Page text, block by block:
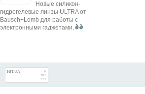
Новые силикон-
гидрогелевые линзы ULTRA от
Bausch+Lomb для работы с
электронными гаджетами.
HIT.UA
6
207
217